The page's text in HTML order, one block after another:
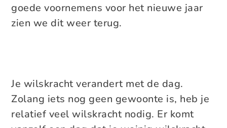
goede voornemens voor het nieuwe jaar
zien we dit weer terug.
Je wilskracht verandert met de dag.
Zolang iets nog geen gewoonte is, heb je
relatief veel wilskracht nodig. Er komt